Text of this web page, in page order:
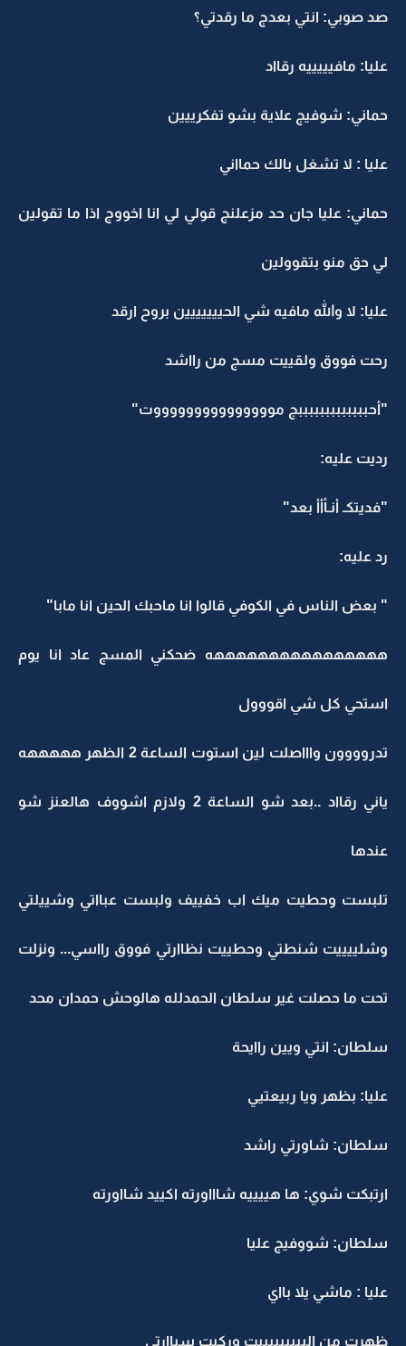
صد صوبي: انتي بعدج ما رقدتي؟
عليا: مافيييييه رقااد
حماني: شوفيج علاية بشو تفكرييين
عليا : لا تشغل بالك حمااني
حماني: عليا جان حد مزعلنج قولي لي انا اخووج اذا ما تقولين
لي حق منو بتقوولين
عليا: لا والله مافيه شي الحييييييين بروح ارقد
رحت فووق ولقييت مسج من رااشد
"أحبببببببببببببج موووووووووووووووت"
رديت عليه:
"فديتكـ أنـأأأ بعد"
رد عليه:
" بعض الناس في الكوفي قالوا انا ماحبك الحين انا مابا"
ههههههههههههههههه ضحكني المسج عاد انا يوم
استحي كل شي اقووول
تدروووون واااصلت لين استوت الساعة 2 الظهر هههههه
ياني رقااد ..بعد شو الساعة 2 ولازم اشووف هالعنز شو
عندها
تلبست وحطيت ميك اب خفييف ولبست عبااتي وشييلتي
وشلييييت شنطتي وحطييت نظاارتي فووق رااسي... ونزلت
تحت ما حصلت غير سلطان الحمدلله هالوحش حمدان محد
سلطان: انتي ويين راايحة
عليا: بظهر ويا ربيعتيي
سلطان: شاورتي راشد
ارتبكت شوي: ها هييييه شاااورته اكييد شااورته
سلطان: شووفيج عليا
عليا : ماشي يلا بااي
ظهرت من البييييييييت وركبت سياارتي